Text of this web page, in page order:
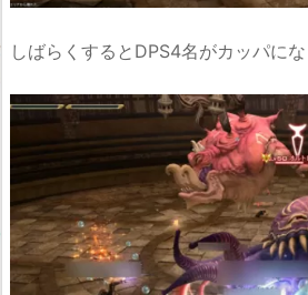
しばらくするとDPS4名がカッパにな